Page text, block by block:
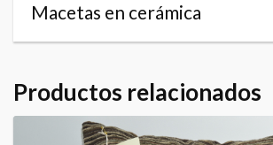
Macetas en cerámica
Productos relacionados